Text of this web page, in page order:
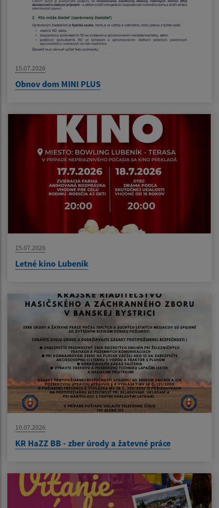
15.07.2026
Obnov dom MINI PLUS
15.07.2026
Letné kino Lubeník
10.07.2026
KR HaZZ BB - zber úrody a žatevné práce